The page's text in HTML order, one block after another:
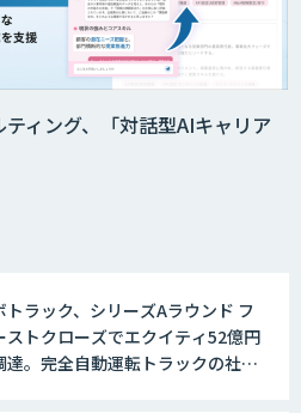
ィング、「対話型AIキャリア
トラック、シリーズAラウンド フ
ストクローズでエクイティ52億円
達。完全自動運転トラックの社会